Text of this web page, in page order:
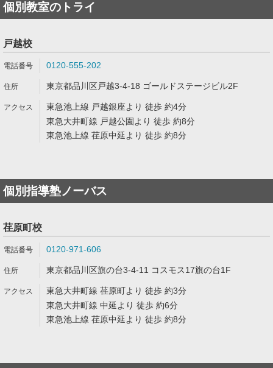
個別教室のトライ
戸越校
0120-555-202
東京都品川区戸越3-4-18 ゴールドステージビル2F
東急池上線 戸越銀座より 徒歩 約4分
東急大井町線 戸越公園より 徒歩 約8分
東急池上線 荏原中延より 徒歩 約8分
個別指導塾ノーバス
荏原町校
0120-971-606
東京都品川区旗の台3-4-11 コスモス17旗の台1F
東急大井町線 荏原町より 徒歩 約3分
東急大井町線 中延より 徒歩 約6分
東急池上線 荏原中延より 徒歩 約8分